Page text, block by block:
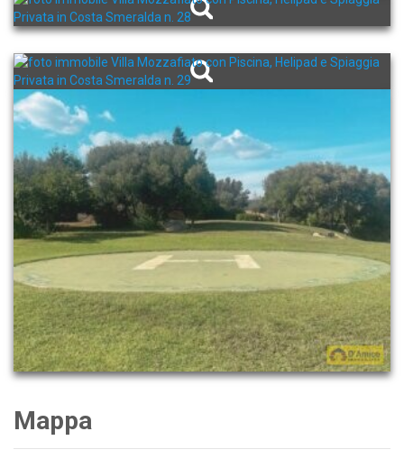
Mappa